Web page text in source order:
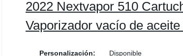
2022 Nextvapor 510
Vaporizador vacío de
Personalización:
Disponible